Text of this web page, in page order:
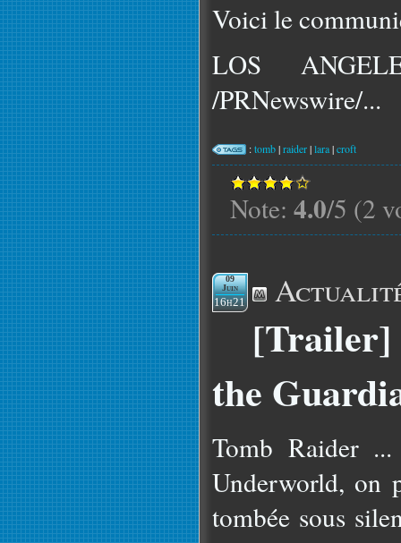
Voici le
LOS
/PRNewswire/...
:tomb|raider|lara|croft
Note: 4.0/5 (2
09
Juin
16h21
[Trailer]
the
Tomb Raider
Underworld, on
tombée sous